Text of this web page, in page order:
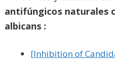
antifúngicos naturales
albicans :
[Inhibition of